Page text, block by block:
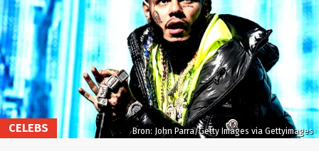
Bron: John Parra/Getty Images via Gettyimages
CELEBS